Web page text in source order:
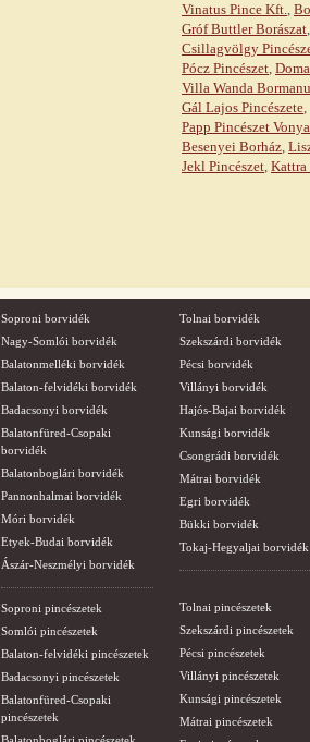
Vinatus Pince Kft.,
Gróf Buttler Borászat
Csillagvölgy
Pócz Pincészet,
Villa Wanda
Gál Lajos Pincészete,
Papp Pincészet
Besenyei Borház,
Jekl Pincészet, Kattra
Soproni borvidék
Nagy-Somlói borvidék
Balatonmelléki borvidék
Balaton-felvidéki borvidék
Badacsonyi borvidék
Balatonfüred-Csopaki
borvidék
Balatonboglári borvidék
Pannonhalmai borvidék
Móri borvidék
Etyek-Budai borvidék
Ászár-Neszmélyi borvidék
Soproni pincészetek
Somlói pincészetek
Balaton-felvidéki pincészetek
Badacsonyi pincészetek
Balatonfüred-Csopaki
pincészetek
Tolnai borvidék
Szekszárdi borvidék
Pécsi borvidék
Villányi borvidék
Hajós-Bajai borvidék
Kunsági borvidék
Csongrádi borvidék
Mátrai borvidék
Egri borvidék
Bükki borvidék
Tokaj-Hegyaljai borvidék
Tolnai pincészetek
Szekszárdi pincészetek
Pécsi pincészetek
Villányi pincészetek
Kunsági pincészetek
Mátrai pincészetek